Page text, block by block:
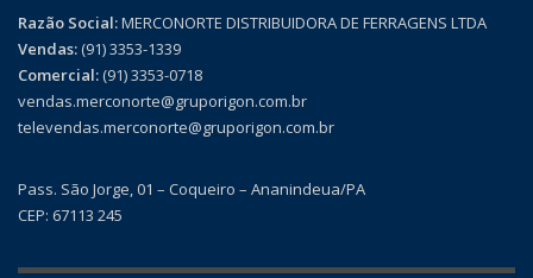
Razão Social:MERCONORTE DISTRIBUIDORA DE FERRAGENS LTDA
Vendas:(91) 3353-1339
Comercial:(91) 3353-0718
vendas.merconorte@gruporigon.com.br
televendas.merconorte@gruporigon.com.br
Pass. São Jorge, 01 – Coqueiro – Ananindeua/PA
CEP: 67113 245